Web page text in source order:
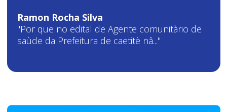
Ramon Rocha Silva
"Por que no edital de Agente comunitàrio de
saùde da Prefeitura de caetitè nâ..."